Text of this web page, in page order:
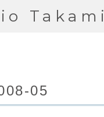
Takami
05